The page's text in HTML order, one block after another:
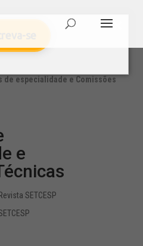
de especialidade e Comissões
e
SETCESP